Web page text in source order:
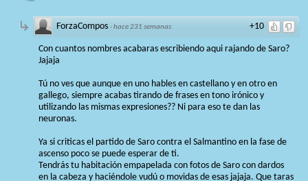
+10
ForzaCompos ·hace 231 semanas
Con cuantos nombres acabaras escribiendo aqui rajando de Saro?
Jajaja
Tú no ves que aunque en uno hables en castellano y en otro en
gallego, siempre acabas tirando de frases en tono irónico y
utilizando las mismas expresiones?? Ni para eso te dan las
neuronas.
Ya si criticas el partido de Saro contra el Salmantino en la fase de
ascenso poco se puede esperar de ti.
Tendrás tu habitación empapelada con fotos de Saro con dardos
en la cabeza y haciéndole vudú o movidas de esas jajaja. Que taras